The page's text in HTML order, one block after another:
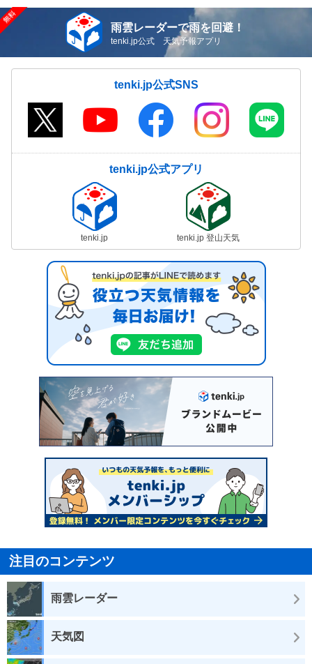
雨雲レーダーで雨を回避！
tenki.jp公式 天気予報アプリ
tenki.jp公式SNS
tenki.jp公式アプリ
tenki.jp tenki.jp 登山天気
注目のコンテンツ
雨雲レーダー
天気図